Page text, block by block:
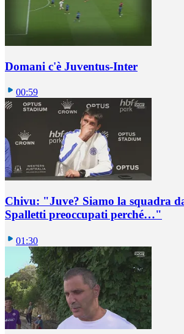
Domani c'è Juventus-Inter
00:59
Chivu: "Juve? Siamo la squadra
Spalletti preoccupati perché…"
01:30